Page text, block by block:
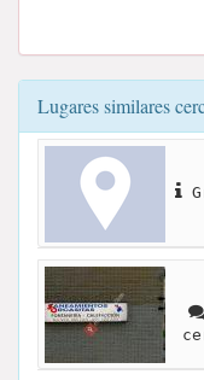
Lugares similares